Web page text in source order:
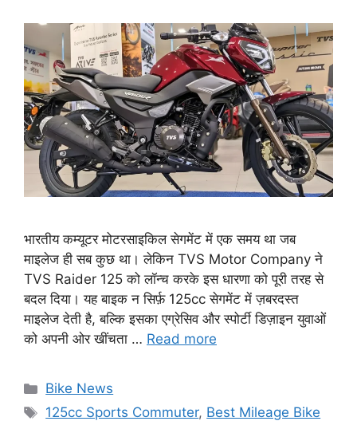
भारतीय कम्यूटर मोटरसाइकिल सेगमेंट में एक समय था जब
माइलेज ही सब कुछ था। लेकिन TVS Motor Company ने
TVS Raider 125 को लॉन्च करके इस धारणा को पूरी तरह से
बदल दिया। यह बाइक न सिर्फ़ 125cc सेगमेंट में ज़बरदस्त
माइलेज देती है, बल्कि इसका एग्रेसिव और स्पोर्टी डिज़ाइन युवाओं
को अपनी ओर खींचता … Read more
Categories
Bike News
Tags
125cc Sports Commuter, Best Mileage Bike